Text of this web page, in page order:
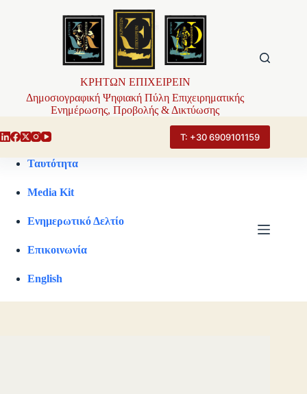
ΚΡΗΤΩΝ ΕΠΙΧΕΙΡΕΙΝ
Δημοσιογραφική Ψηφιακή Πύλη Επιχειρηματικής
Ενημέρωσης, Προβολής & Δικτύωσης
Τ: +30 6909101159
Ταυτότητα
Media Kit
Ενημερωτικό Δελτίο
Επικοινωνία
English